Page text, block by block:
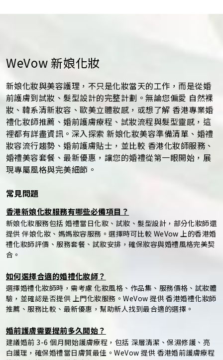
WeVow 新娘化妝
新娘化妝與美容護理，不只是化妝當天的工作，而是從婚
前護膚到試妝、髮型設計的完整計劃。無論您偏愛 自然裸
妝、韓系清新妝容、歐美立體妝感，或想了解 香港專業婚
禮化妝師推薦、婚前護膚療程、試妝流程與髮型靈感，這
裡都有詳盡資訊。深入探索 新娘化妝美容準備清單、婚禮
妝容流行趨勢、婚前護膚貼士，並比較 香港化妝師服務、
婚禮美容套餐、最新優惠，讓您的婚禮從第一眼開始，展
現專屬風格與完美細節。
常見問題
香港新娘化妝服務有哪些必備項目？
新娘化妝服務包括 婚禮當日化妝、試妝、髮型設計，部分化妝師還
提供 伴娘化妝、媽媽妝容服務。選擇時可比較 WeVow 上的香港婚
禮化妝師評價、服務套餐、試妝安排，確保妝容與婚禮風格完美契
合。
如何選擇合適的婚禮化妝師？
選擇婚禮化妝師時，需考慮 化妝風格、作品集、服務價格、試妝體
驗，並確認是否提供 上門化妝服務。WeVow 提供 香港婚禮化妝師
推薦、服務比較、最新優惠，幫助新人找到最合適的選擇。
婚前護膚需要提前多久開始？
建議婚前 3-6 個月開始護膚療程，包括 深層清潔、保濕修護、亮
白護理，確保婚禮當日膚質最佳。WeVow 提供 香港婚前護膚療程